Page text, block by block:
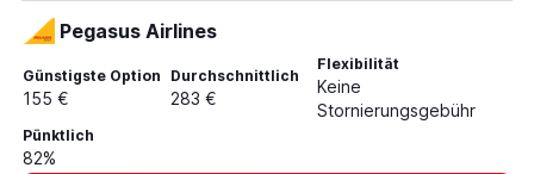
Pegasus Airlines
Günstigste Option
155 €
Durchschnittlich
283 €
Flexibilität
Keine
Stornierungsgebühr
Pünktlich
82%